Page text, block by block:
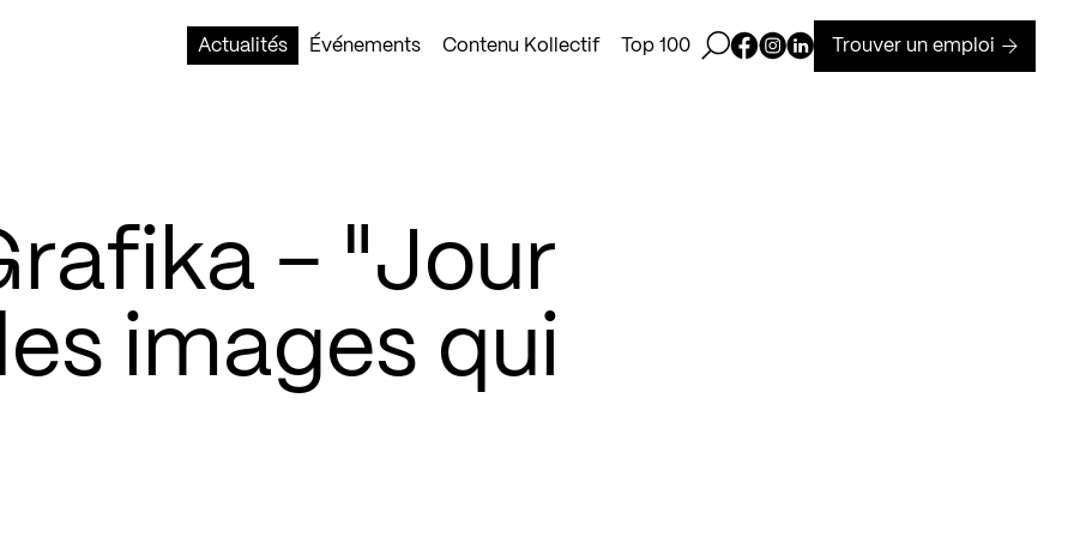
Actualités
Événements Contenu Kollectif Top 100 Ouvrir la barre de recherche
Page Facebook de Kollectif
Page Instagram de Kollectif
Page Linkedin de Kollectif
Trouver un emploi
– "Jour
images qui